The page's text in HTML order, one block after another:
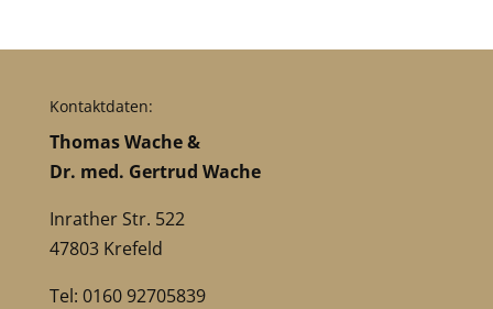
Kontaktdaten:
Thomas Wache &
Dr. med. Gertrud Wache
Inrather Str. 522
47803 Krefeld
Tel: 0160 92705839